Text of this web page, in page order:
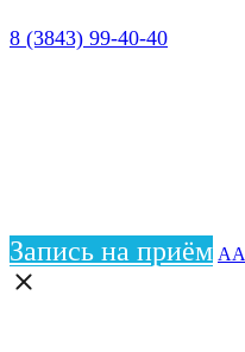
8 (3843) 99-40-40
Запись на приём АА